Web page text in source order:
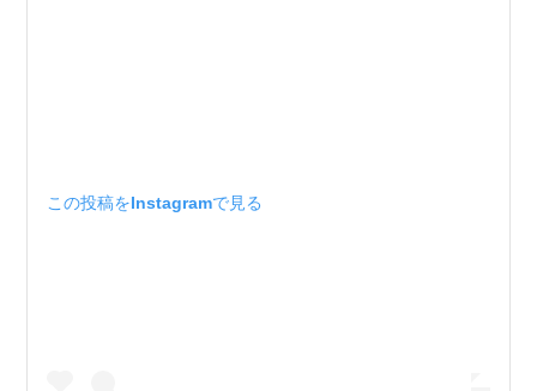
この投稿をInstagramで見る